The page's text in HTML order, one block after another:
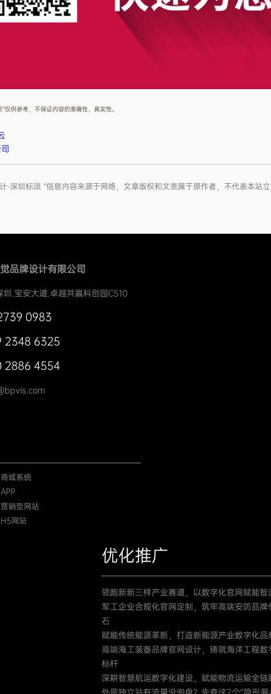
供参考，不保证内容的准确性、真实性。
-深圳标派 ”信息内容来源于网络，文章版权和文责属于原作者，不代表本站
品牌设计有限公司
圳.宝安大道.卓越共赢科创园C510
0983
2348 6325
2886 4554
城系统
营销型网站
H5网站
优化推广
领跑新新三样产业赛道，以数字化官网赋能智
军工企业合规化官网定制，筑牢高端安防品牌
石
赋能传统能源革新，打造新能源产业数字化品
高端海工装备品牌官网设计，铸就海洋工程数
标杆
深耕智慧航运数字化建设，赋能物流运输全链